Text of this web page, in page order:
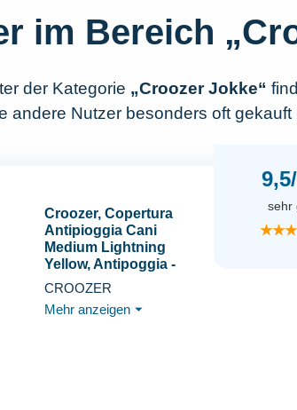
im Bereich
der Kategorie „Croozer Jokke“
andere Nutzer besonders oft gekauft
Croozer, Copertura
Antipioggia Cani
Medium Lightning
Yellow, Antipoggia -
Berichterstattung Für
Hundeanhänger, Gelb,
Unisex-Adult
CROOZER
Mehr anzeigen ⏷
sehr